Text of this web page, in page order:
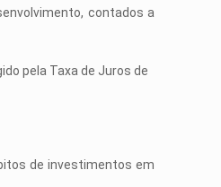
contados a
pela Taxa de Juros de
de investimentos em